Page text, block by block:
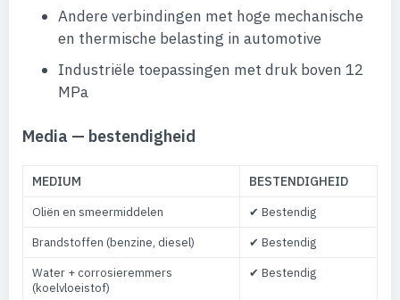
Andere verbindingen met hoge mechanische
en thermische belasting in automotive
Industriële toepassingen met druk boven 12
MPa
Media — bestendigheid
MEDIUM BESTENDIGHEID
Oliën en smeermiddelen
✔ Bestendig
Brandstoffen (benzine, diesel)
✔ Bestendig
Water + corrosieremmers
(koelvloeistof)
✔ Bestendig